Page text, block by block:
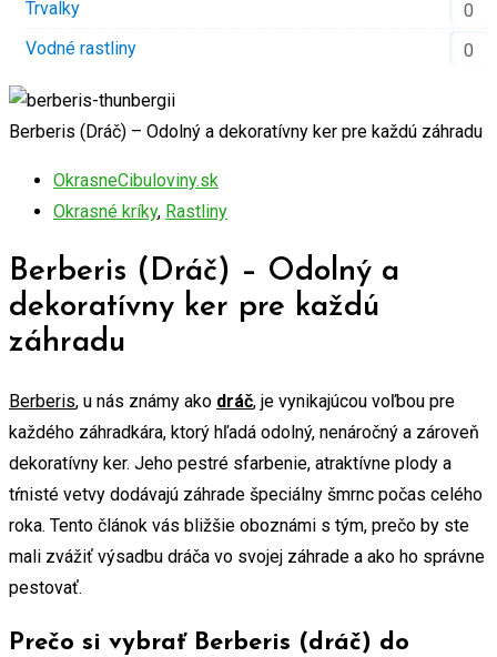
Trvalky
0
Vodné rastliny
0
Berberis (Dráč) – Odolný a dekoratívny ker pre každú záhradu
OkrasneCibuloviny.sk
Okrasné kríky, Rastliny
Berberis (Dráč) – Odolný a
dekoratívny ker pre každú
záhradu
Berberis, u nás známy ako dráč, je vynikajúcou voľbou pre
každého záhradkára, ktorý hľadá odolný, nenáročný a zároveň
dekoratívny ker. Jeho pestré sfarbenie, atraktívne plody a
tŕnisté vetvy dodávajú záhrade špeciálny šmrnc počas celého
roka. Tento článok vás bližšie oboznámi s tým, prečo by ste
mali zvážiť výsadbu dráča vo svojej záhrade a ako ho správne
pestovať.
Prečo si vybrať Berberis (dráč) do